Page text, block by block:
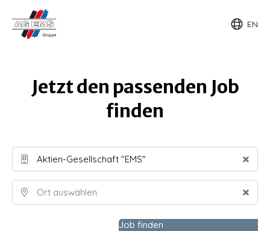
EN
Jetzt den passenden Job
finden
Job finden